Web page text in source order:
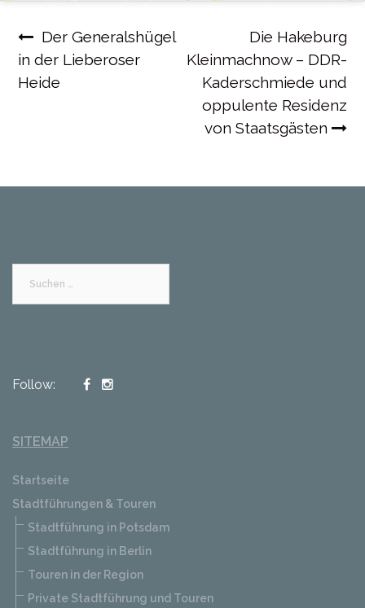
Beitragsnavigation
Der Generalshügel
in der Lieberoser
Heide
Die Hakeburg
Kleinmachnow – DDR-
Kaderschmiede und
oppulente Residenz
von Staatsgästen
Follow:
SITEMAP
Startseite
Stadtführungen & Touren
Stadtführung in Potsdam
Stadtführung in Berlin
Touren in der Region
Private Stadtführung und Touren